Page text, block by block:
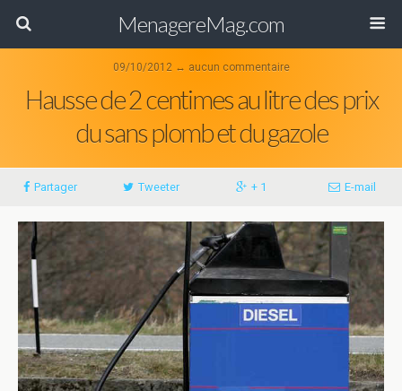
MenagereMag.com
09/10/2012 ↔ aucun commentaire
Hausse de 2 centimes au litre des prix
du sans plomb et du gazole
Partager Tweeter + 1 E-mail